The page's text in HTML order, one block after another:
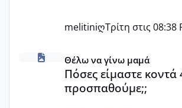
melitiniღΤρίτη στις 08:38
Πόσες είμαστε κοντά 40 και
Θέλω να γίνω μαμά
Πόσες είμαστε κοντά
προσπαθούμε;;